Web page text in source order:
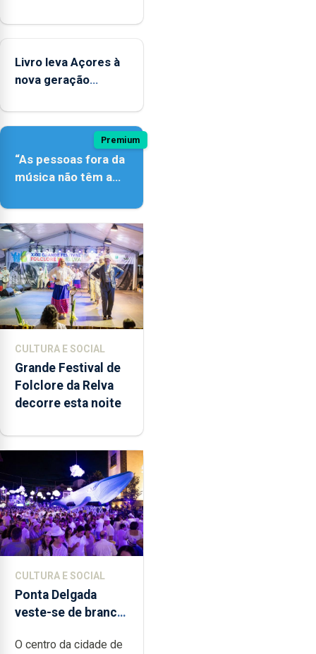
instrumentos
Livro leva Açores à
nova geração
Premium
“As pessoas fora da
música não têm a
difícil é produzir
uma música”
CULTURA E SOCIAL
Grande Festival de
Folclore da Relva
decorre esta noite
CULTURA E SOCIAL
Ponta Delgada
veste-se de branco
O centro da cidade de